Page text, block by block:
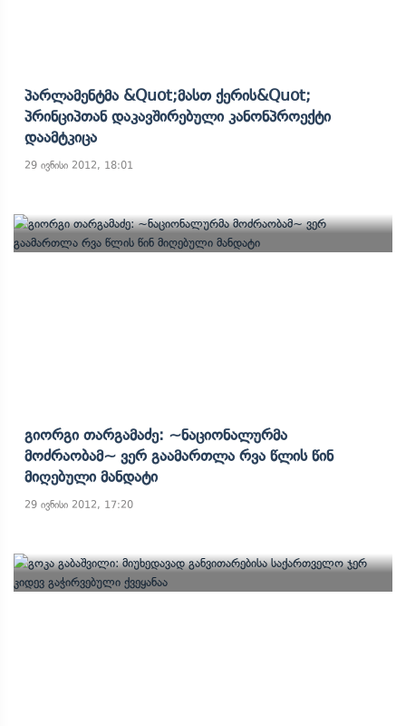
Პარლამენტმა &quot;მასთ Ქერის&quot;
Პრინციპთან Დაკავშირებული Კანონპროექტი
Დაამტკიცა
29 ივნისი 2012, 18:01
Გიორგი Თარგამაძე: ~ნაციონალურმა
Მოძრაობამ~ Ვერ Გაამართლა Რვა Წლის Წინ
Მიღებული Მანდატი
29 ივნისი 2012, 17:20